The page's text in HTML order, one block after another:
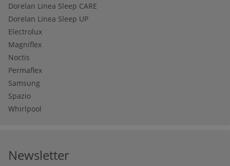
Dorelan Linea Sleep CARE
Dorelan Linea Sleep UP
Electrolux
Magniflex
Noctis
Permaflex
Samsung
Spazio
Whirlpool
Newsletter